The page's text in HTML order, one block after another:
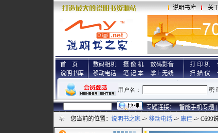
说明书库 关
首 页
说明书库
数码相机 摄 像 机
数码影音
移动电话
笔 记 本 掌上无线
打 印 机
扫 描 仪
专题连接： 智能手机专题 |
您当前的位置： 说明书之家 -> 移动电话 -> 康佳 -> C699